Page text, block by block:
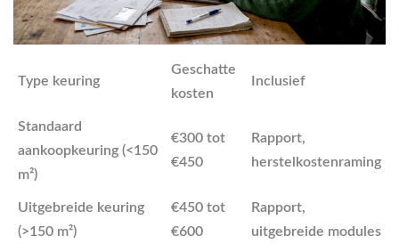
Type keuring
Geschatte
kosten
Inclusief
Standaard
aankoopkeuring (<150
m²)
€300 tot
€450
Rapport,
herstelkostenraming
Uitgebreide keuring
(>150 m²)
€450 tot
€600
Rapport,
uitgebreide modules